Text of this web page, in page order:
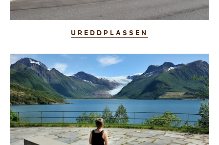
UREDDPLASSEN